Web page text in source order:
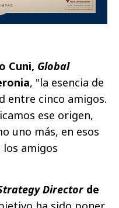
Cuni, Global
, "la esencia de
entre cinco amigos.
ese origen,
uno más, en esos
los amigos
Directorde